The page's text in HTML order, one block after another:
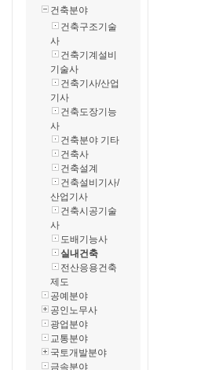
건축분야
건축구조기술
사
건축기계설비
기술사
건축기사/산업
기사
건축도장기능
사
건축분야 기타
건축사
건축설계
건축설비기사/
산업기사
건축시공기술
사
도배기능사
실내건축
전산응용건축
제도
공예분야
공인노무사
광업분야
교통분야
국토개발분야
금속분야